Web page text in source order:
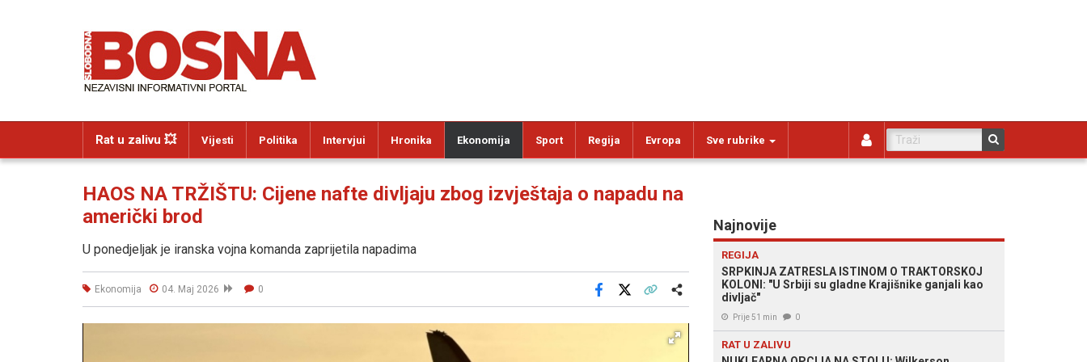
Rat u zalivu 💥 Vijesti Politika Intervjui Hronika Ekonomija Sport Regija Evropa Sve rubrike
HAOS NA TRŽIŠTU: Cijene nafte divljaju zbog izvještaja o napadu na
američki brod
U ponedjeljak je iranska vojna komanda zaprijetila napadima
Ekonomija 04. Maj 2026 0
Facebook
Najnovije
REGIJA
SRPKINJA ZATRESLA ISTINOM O TRAKTORSKOJ
KOLONI: "U Srbiji su gladne Krajišnike ganjali kao
divljač"
Prije 51 min 0
RAT U ZALIVU